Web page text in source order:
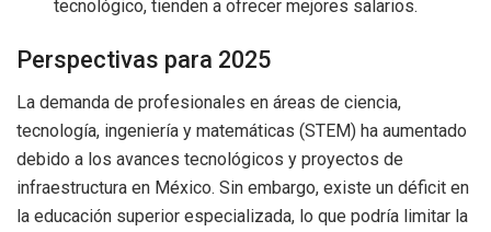
tecnológico, tienden a ofrecer mejores salarios.
Perspectivas para 2025
La demanda de profesionales en áreas de ciencia,
tecnología, ingeniería y matemáticas (STEM) ha aumentado
debido a los avances tecnológicos y proyectos de
infraestructura en México. Sin embargo, existe un déficit en
la educación superior especializada, lo que podría limitar la